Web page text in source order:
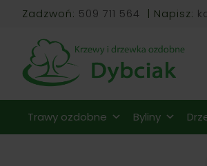
Zadzwoń: 509 711 564 | Napisz:
Trawy ozdobne Byliny